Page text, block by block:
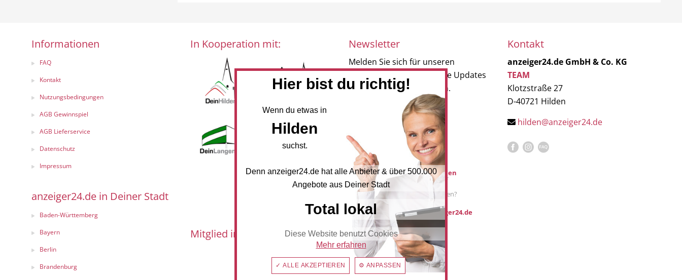
Informationen
FAQ
Kontakt
Nutzungsbedingungen
AGB Gewinnspiel
AGB Lieferservice
Datenschutz
Impressum
anzeiger24.de in Deiner Stadt
Baden-Württemberg
Bayern
Berlin
Brandenburg
In Kooperation mit:
Mitglied im:
Newsletter
Melden Sie sich für unseren
Newsletter an, um neueste Updates
und Angebote zu erhalten.
NEWSLETTER BESTELLEN
Mediadaten
Werbung buchen
Sie möchten auf
anzeiger24.de
Werbung schalten?
hilden@anzeiger24.de
Kontakt
anzeiger24.de GmbH & Co. KG
TEAM
Klotzstraße 27
D-40721 Hilden
hilden@anzeiger24.de
Hier bist du richtig!
Wenn du etwas in
Hilden
suchst.
Denn anzeiger24.de hat alle Anbieter & über 500.000
Angebote aus Deiner Stadt
Total lokal
Diese Website benutzt Cookies
Mehr erfahren
✓ ALLE AKZEPTIEREN ⚙ ANPASSEN